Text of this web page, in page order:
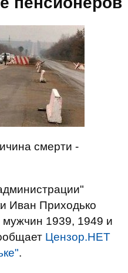
смерти -
Иван Приходько
мужчин 1939, 1949 и
Цензор.НЕТ
.